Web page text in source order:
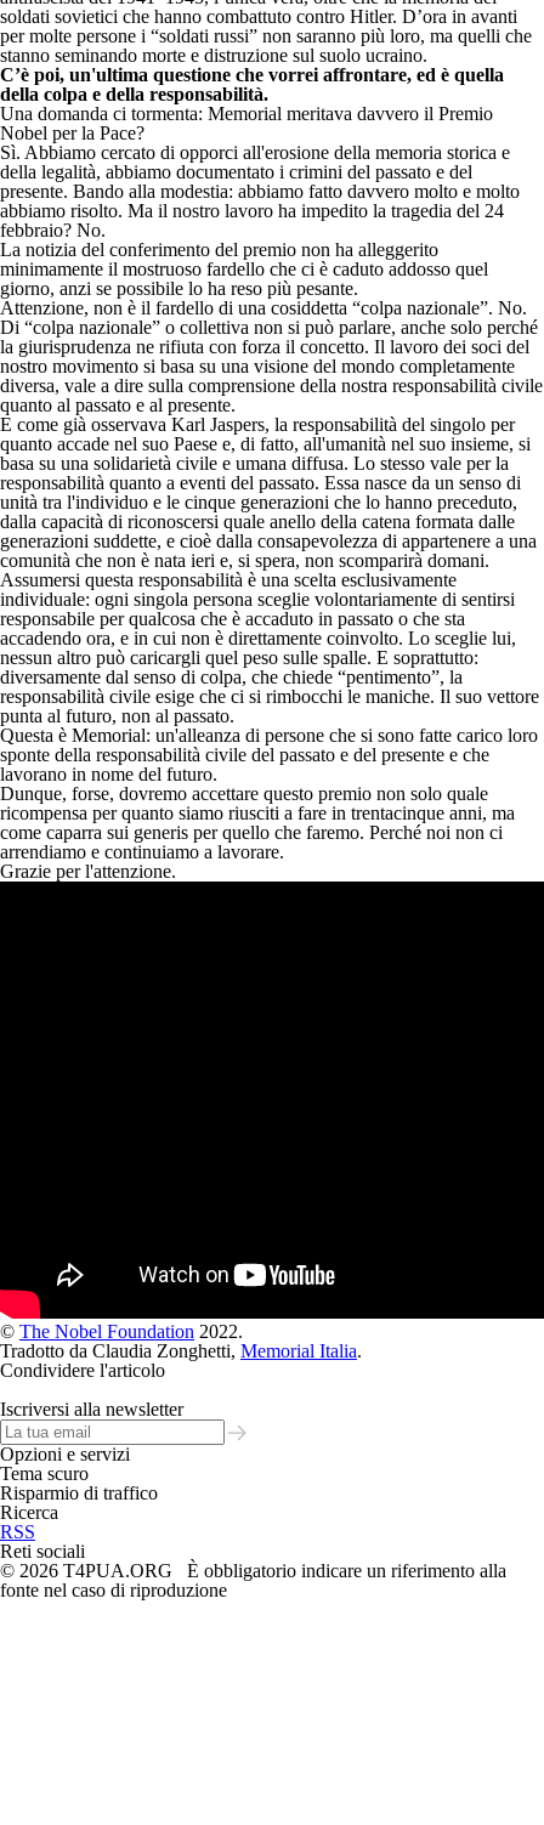
soldati sovietici che hanno combattuto contro Hitler. D’ora in avanti
per molte persone i “soldati russi” non saranno più loro, ma quelli che
stanno seminando morte e distruzione sul suolo ucraino.
C’è poi, un'ultima questione che vorrei affrontare, ed è quella
della colpa e della responsabilità.
Una domanda ci tormenta: Memorial meritava davvero il Premio
Nobel per la Pace?
Sì. Abbiamo cercato di opporci all'erosione della memoria storica e
della legalità, abbiamo documentato i crimini del passato e del
presente. Bando alla modestia: abbiamo fatto davvero molto e molto
abbiamo risolto. Ma il nostro lavoro ha impedito la tragedia del 24
febbraio? No.
La notizia del conferimento del premio non ha alleggerito
minimamente il mostruoso fardello che ci è caduto addosso quel
giorno, anzi se possibile lo ha reso più pesante.
Attenzione, non è il fardello di una cosiddetta “colpa nazionale”. No.
Di “colpa nazionale” o collettiva non si può parlare, anche solo perché
la giurisprudenza ne rifiuta con forza il concetto. Il lavoro dei soci del
nostro movimento si basa su una visione del mondo completamente
diversa, vale a dire sulla comprensione della nostra responsabilità civile
quanto al passato e al presente.
E come già osservava Karl Jaspers, la responsabilità del singolo per
quanto accade nel suo Paese e, di fatto, all'umanità nel suo insieme, si
basa su una solidarietà civile e umana diffusa. Lo stesso vale per la
responsabilità quanto a eventi del passato. Essa nasce da un senso di
unità tra l'individuo e le cinque generazioni che lo hanno preceduto,
dalla capacità di riconoscersi quale anello della catena formata dalle
generazioni suddette, e cioè dalla consapevolezza di appartenere a una
comunità che non è nata ieri e, si spera, non scomparirà domani.
Assumersi questa responsabilità è una scelta esclusivamente
individuale: ogni singola persona sceglie volontariamente di sentirsi
responsabile per qualcosa che è accaduto in passato o che sta
accadendo ora, e in cui non è direttamente coinvolto. Lo sceglie lui,
nessun altro può caricargli quel peso sulle spalle. E soprattutto:
diversamente dal senso di colpa, che chiede “pentimento”, la
responsabilità civile esige che ci si rimbocchi le maniche. Il suo vettore
punta al futuro, non al passato.
Questa è Memorial: un'alleanza di persone che si sono fatte carico loro
sponte della responsabilità civile del passato e del presente e che
lavorano in nome del futuro.
Dunque, forse, dovremo accettare questo premio non solo quale
ricompensa per quanto siamo riusciti a fare in trentacinque anni, ma
come caparra sui generis per quello che faremo. Perché noi non ci
arrendiamo e continuiamo a lavorare.
Grazie per l'attenzione.
© The Nobel Foundation 2022.
Tradotto da Claudia Zonghetti, Memorial Italia.
Condividere l'articolo
Iscriversi alla newsletter
Opzioni e servizi
Tema scuro
Risparmio di traffico
Ricerca
RSS
Reti sociali
© 2026 T4PUA.ORG È obbligatorio indicare un riferimento alla
fonte nel caso di riproduzione